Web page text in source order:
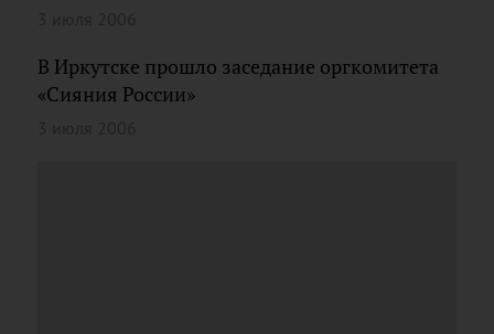
В Иркутске прошло заседание оргкомитета
«Сияния России»